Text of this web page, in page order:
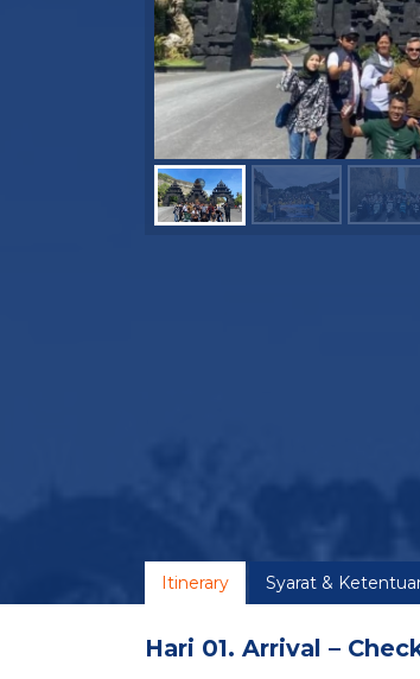
Itinerary Syarat &
Hari 01. Arrival –